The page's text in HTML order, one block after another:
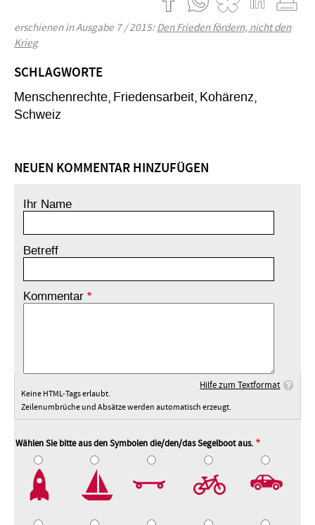
erschienen in Ausgabe 7 / 2015:Den Frieden fördern, nicht den
Krieg
SCHLAGWORTE
Menschenrechte Friedensarbeit Kohärenz
Schweiz
NEUEN KOMMENTAR HINZUFÜGEN
Ihr Name
Betreff
Kommentar
Hilfe zum Textformat
Keine HTML-Tags erlaubt.
Zeilenumbrüche und Absätze werden automatisch erzeugt.
Wählen Sie bitte aus den Symbolen die/den/das Segelboot aus.